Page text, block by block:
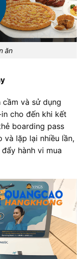
ăn
và sử dụng
cho đến khi kết
boarding pass
lặp lại nhiều lần,
hành vi mua